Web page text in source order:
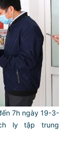
7h ngày 19-3-
ly tập trung